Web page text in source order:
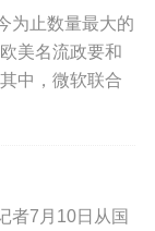
为止数量最大的
美名流政要和
中，微软联合
者7月10日从国